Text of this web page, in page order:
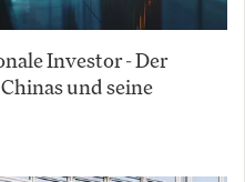
Investor - Der
und seine